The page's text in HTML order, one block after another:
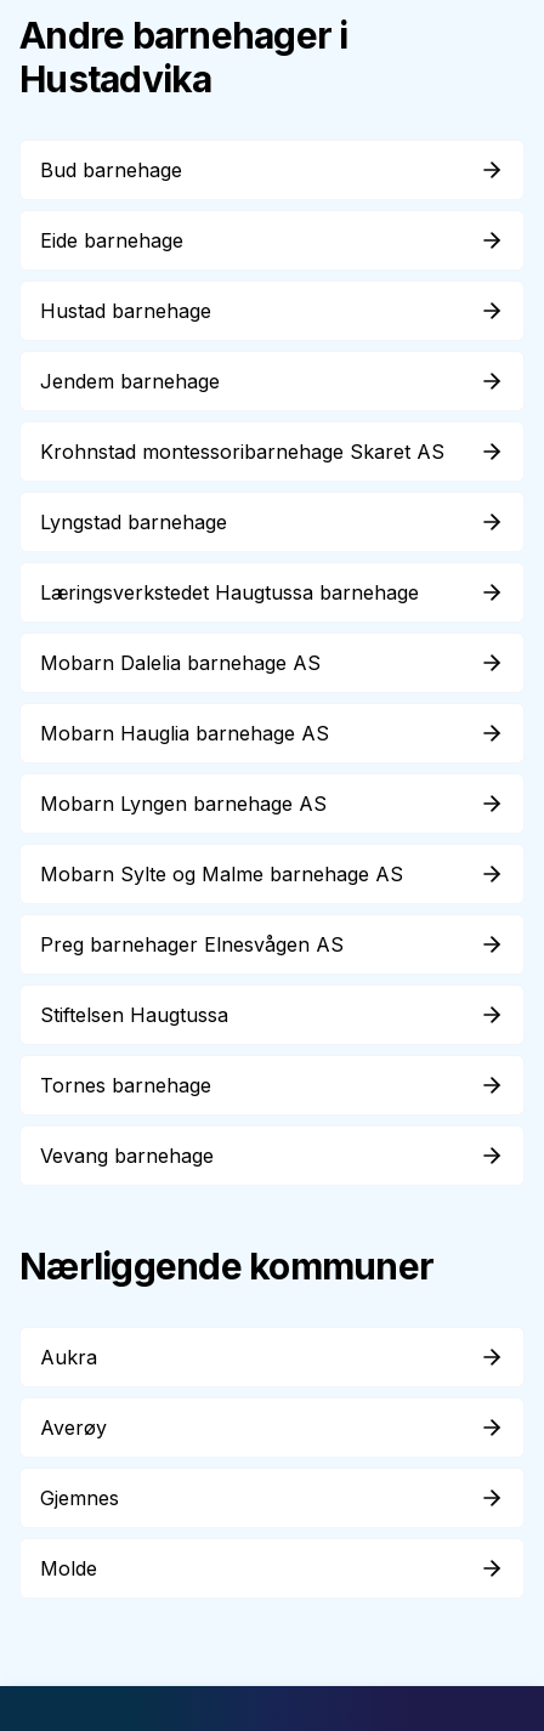
Andre barnehager i
Hustadvika
Bud barnehage
Eide barnehage
Hustad barnehage
Jendem barnehage
Krohnstad montessoribarnehage Skaret AS
Lyngstad barnehage
Læringsverkstedet Haugtussa barnehage
Mobarn Dalelia barnehage AS
Mobarn Hauglia barnehage AS
Mobarn Lyngen barnehage AS
Mobarn Sylte og Malme barnehage AS
Preg barnehager Elnesvågen AS
Stiftelsen Haugtussa
Tornes barnehage
Vevang barnehage
Nærliggende kommuner
Aukra
Averøy
Gjemnes
Molde